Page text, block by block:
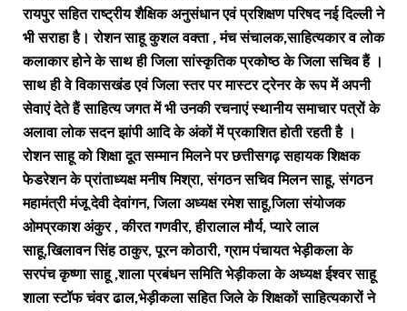
रायपुर सहित राष्ट्रीय शैक्षिक अनुसंधान एवं प्रशिक्षण परिषद नई दिल्ली ने
भी सराहा है। रोशन साहू कुशल वक्ता , मंच संचालक,साहित्यकार व लोक
कलाकार होने के साथ ही जिला सांस्कृतिक प्रकोष्ठ के जिला सचिव हैं ।
साथ ही वे विकासखंड एवं जिला स्तर पर मास्टर ट्रेनर के रूप में अपनी
सेवाएं देते हैं साहित्य जगत में भी उनकी रचनाएं स्थानीय समाचार पत्रों के
अलावा लोक सदन झांपी आदि के अंकों में प्रकाशित होती रहती है ।
रोशन साहू को शिक्षा दूत सम्मान मिलने पर छत्तीसगढ़ सहायक शिक्षक
फेडरेशन के प्रांताध्यक्ष मनीष मिश्रा, संगठन सचिव मिलन साहू, संगठन
महामंत्री मंजू देवी देवांगन, जिला अध्यक्ष रमेश साहू,जिला संयोजक
ओमप्रकाश अंकुर , कीरत गणवीर, हीरालाल मौर्य, प्यारे लाल
साहू,खिलावन सिंह ठाकुर, पूरन कोठारी, ग्राम पंचायत भेड़ीकला के
सरपंच कृष्णा साहू ,शाला प्रबंधन समिति भेड़ीकला के अध्यक्ष ईश्वर साहू
शाला स्टॉफ चंवर ढाल,भेड़ीकला सहित जिले के शिक्षकों साहित्यकारों ने